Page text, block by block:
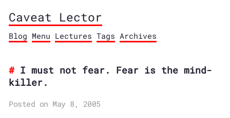
Caveat Lector
Blog Menu Lectures Tags Archives
I must not fear. Fear is the mind-
killer.
Posted on May 8, 2005